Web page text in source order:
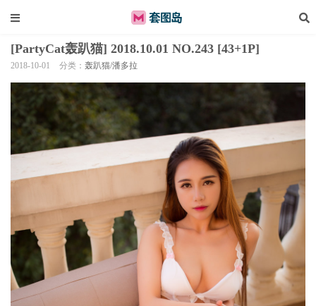
[PartyCat轰趴猫] 2018.10.01 NO.243 [43+1P]
2018-10-01 分类： 轰趴猫/潘多拉